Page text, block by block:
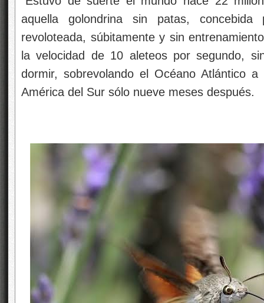
aquella golondrina sin patas,
revoloteada, súbitamente y sin
la velocidad de 10 aleteos por segundo,
dormir, sobrevolando el Océano Atlántico
América del Sur sólo nueve meses después.